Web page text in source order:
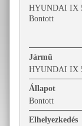
HYUNDAI IX
Bontott
Jármű
HYUNDAI IX
Állapot
Bontott
Elhelyezkedés